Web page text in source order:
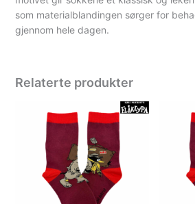
som materialblandingen sørger for
gjennom hele dagen.
Relaterte produkter